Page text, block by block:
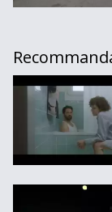
Memory Of An
Une mélodie